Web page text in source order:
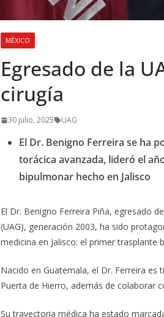
MÉXICO
Egresado de la
cirugía
30 julio, 2025 UAG
El Dr. Benigno Ferreira se ha
torácica avanzada, lideró el
bipulmonar hecho en Jalisco
El Dr. Benigno Ferreira Piña, egresado
(UAG), generación 2003, ha sido
medicina en Jalisco: el primer trasplante
Nacido en Guatemala, el Dr. Ferreira
Puerta de Hierro, además de colaborar
Su trayectoria médica ha estado